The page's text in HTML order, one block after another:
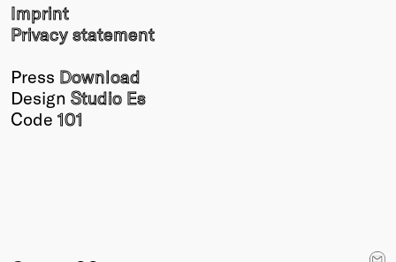
Imprint
Privacy statement
Press Download
Design Studio Es
Code 101